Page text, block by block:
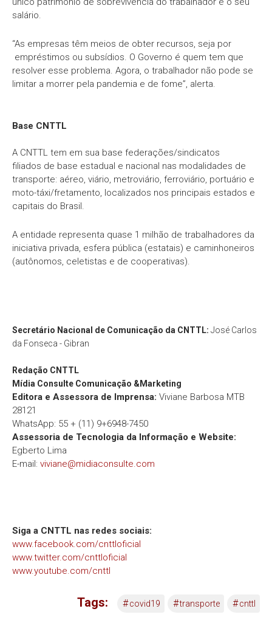
salário.
“As empresas têm meios de obter recursos, seja por
empréstimos ou subsídios. O Governo é quem tem que
resolver esse problema. Agora, o trabalhador não pode se
limitar a morrer pela pandemia e de fome”, alerta.
Base CNTTL
A CNTTL tem em sua base federações/sindicatos
filiados de base estadual e nacional nas modalidades de
transporte: aéreo, viário, metroviário, ferroviário, portuário e
moto-táxi/fretamento, localizados nos principais estados e
capitais do Brasil.
A entidade representa quase 1 milhão de trabalhadores da
iniciativa privada, esfera pública (estatais) e caminhoneiros
(autônomos, celetistas e de cooperativas).
Secretário Nacional de Comunicação da CNTTL: José Carlos
da Fonseca - Gibran
Redação CNTTL
Mídia Consulte Comunicação &Marketing
Editora e Assessora de Imprensa: Viviane Barbosa MTB
28121
WhatsApp: 55 + (11) 9+6948-7450
Assessoria de Tecnologia da Informação e Website:
Egberto Lima
E-mail: viviane@midiaconsulte.com
Siga a CNTTL nas redes sociais:
www.facebook.com/cnttloficial
www.twitter.com/cnttloficial
www.youtube.com/cnttl
Tags: #covid19 #transporte #cnttl